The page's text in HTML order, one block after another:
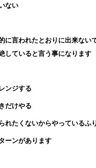
ない
に言われたとおりに出来ない
していると言う事になります
ンジする
だけやる
れたくないからやっているふ
ーンがあります